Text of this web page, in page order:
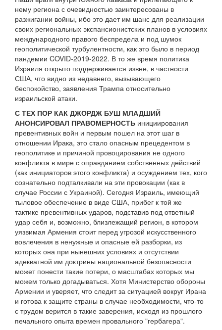
нему региона с очевидностью заинтересованы в
разжигании войны, ибо это дает им шанс для реализации
своих региональных экспансионистских планов в условиях
международного правого беспредела и под шумок
геополитической турбулентности, как это было в период
пандемии COVID-2019-2022. В то же время политика
Израиля открыто поддерживается извне, в частности
США, что видно из недавнего, вызывающего
беспокойство, заявления Трампа относительно
израильской атаки.
С ТЕХ ПОР КАК ДЖОРДЖ БУШ МЛАДШИЙ
АНОНСИРОВАЛ ПРАВОМЕРНОСТЬ инициирования
превентивных войн и первым пошел на этот шаг в
отношении Ирака, это стало опасным прецедентом в
геополитике и причиной провоцирования не одного
конфликта в мире с оправданием собственных действий
(как инициаторов этого конфликта) и осуждением тех, кого
сознательно подталкивали на эти провокации (как в
случае России с Украиной). Сегодня Израиль, имеющий
тыловое обеспечение в виде США, прибег к той же
тактике превентивных ударов, подставив под ответный
удар себя и, возможно, близлежащий регион, в котором
уязвимая Армения стоит перед угрозой искусственного
вовлечения в ненужные и опасные ей разборки, из
которых она при нынешних условиях и отсутствии
адекватной им доктрины национальной безопасности
может понести такие потери, о масштабах которых мы
можем только догадываться. Хотя Министерство обороны
Армении и уверяет, что следит за ситуацией вокруг Ирана
и готова к защите страны в случае необходимости, что-то
с трудом верится в такие заверения, исходя из прошлого
печального опыта времен провального "гербагера".